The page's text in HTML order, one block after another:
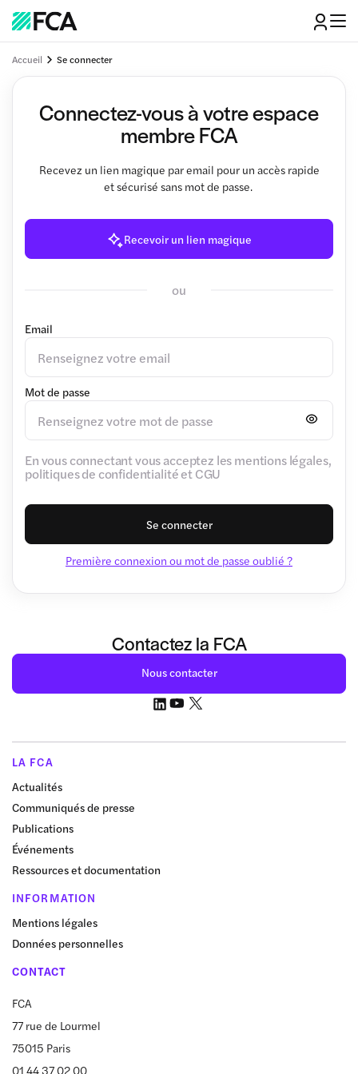
Accueil Se connecter
Connectez-vous à votre espace
membre FCA
Recevez un lien magique par email pour un accès rapide
et sécurisé sans mot de passe.
Recevoir un lien magique
ou
Email
Mot de passe
En vous connectant vous acceptez les mentions légales,
politiques de confidentialité et CGU
Se connecter
Première connexion ou mot de passe oublié ?
Contactez la FCA
Nous contacter
LA FCA
Actualités
Communiqués de presse
Publications
Événements
Ressources et documentation
INFORMATION
Mentions légales
Données personnelles
CONTACT
FCA
77 rue de Lourmel
75015 Paris
01 44 37 02 00